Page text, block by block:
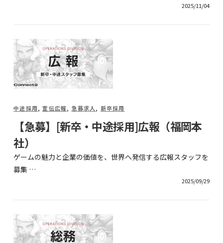
2025/11/04
中途採用,宣伝広報, 急募求人, 新卒採用
【急募】[新卒・中途採用]広報（福岡本
社）
ゲームの魅力と企業の価値を、世界へ発信する広報スタッフを
募集 …
2025/09/29